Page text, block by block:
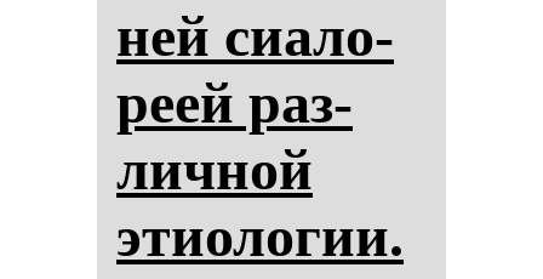
ней си­ало­
ре­ей раз­
лич­ной
эти­оло­гии.